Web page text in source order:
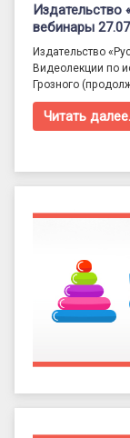
Издательство
вебинары
Издательство
Видеолекции по
Грозного
Читать